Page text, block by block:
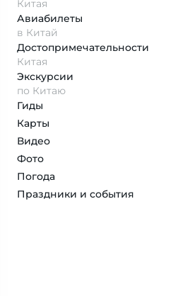
Китая
Авиабилеты
в Китай
Достопримеча­тельности
Китая
Экскурсии
по Китаю
Гиды
Карты
Видео
Фото
Погода
Праздники и события